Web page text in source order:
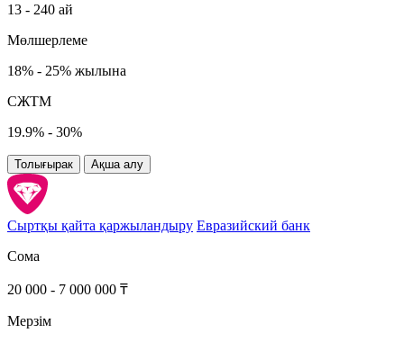
13 - 240 ай
Мөлшерлеме
18% - 25% жылына
СЖТМ
19.9% - 30%
Толығырак Ақша алу
Сыртқы қайта қаржыландыру Евразийский банк
Сома
20 000 - 7 000 000 ₸
Мерзім